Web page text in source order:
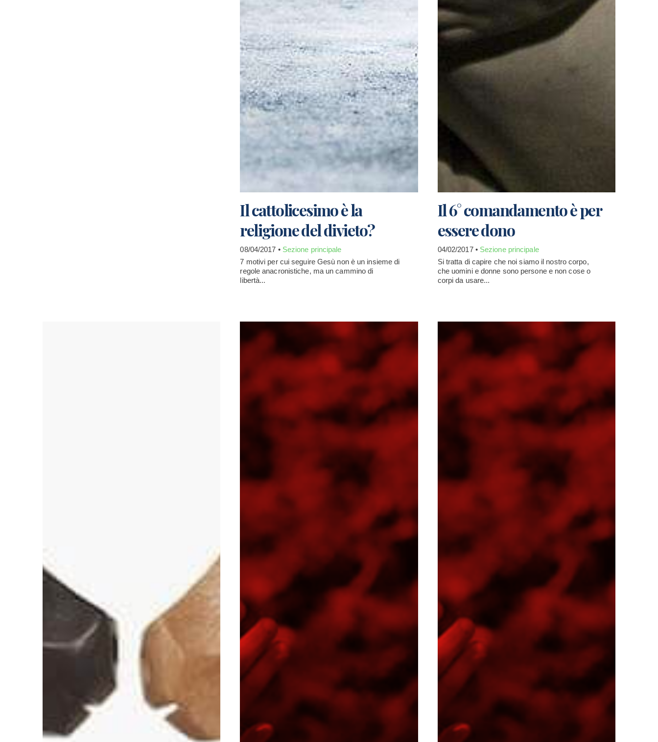
Il cattolicesimo è la
religione del divieto?
08/04/2017 • Sezione principale
7 motivi per cui seguire Gesù non è un insieme di
regole anacronistiche, ma un cammino di
libertà...
Il 6° comandamento è per
essere dono
04/02/2017 • Sezione principale
Si tratta di capire che noi siamo il nostro corpo,
che uomini e donne sono persone e non cose o
corpi da usare...